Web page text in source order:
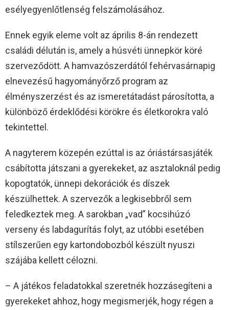
esélyegyenlőtlenség felszámolásához.
Ennek egyik eleme volt az április 8-án rendezett
családi délután is, amely a húsvéti ünnepkör köré
szerveződött. A hamvazószerdától fehérvasárnapig
elnevezésű hagyományőrző program az
élményszerzést és az ismeretátadást párosította, a
különböző érdeklődési körökre és életkorokra való
tekintettel.
A nagyterem közepén ezúttal is az óriástársasjáték
csábította játszani a gyerekeket, az asztaloknál pedig
kopogtatók, ünnepi dekorációk és díszek
készülhettek. A szervezők a legkisebbről sem
feledkeztek meg. A sarokban „vad” kocsihúzó
verseny és labdagurítás folyt, az utóbbi esetében
stílszerűen egy kartondobozból készült nyuszi
szájába kellett célozni.
– A játékos feladatokkal szeretnék hozzásegíteni a
gyerekeket ahhoz, hogy megismerjék, hogy régen a